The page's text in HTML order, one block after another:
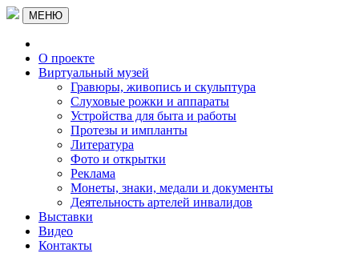
МЕНЮ
О проекте
Виртуальный музей
Гравюры, живопись и скульптура
Слуховые рожки и аппараты
Устройства для быта и работы
Протезы и импланты
Литература
Фото и открытки
Реклама
Монеты, знаки, медали и документы
Деятельность артелей инвалидов
Выставки
Видео
Контакты